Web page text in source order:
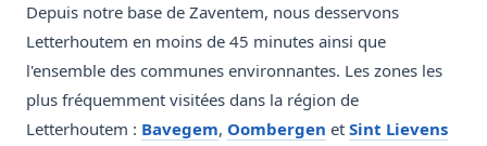
Depuis notre base de Zaventem, nous desservons
Letterhoutem en moins de 45 minutes ainsi que
l'ensemble des communes environnantes. Les zones les
plus fréquemment visitées dans la région de
Letterhoutem : Bavegem, Oombergen et Sint Lievens